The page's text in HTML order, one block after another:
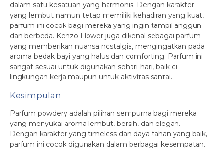
dalam satu kesatuan yang harmonis. Dengan karakter
yang lembut namun tetap memiliki kehadiran yang kuat,
parfum ini cocok bagi mereka yang ingin tampil anggun
dan berbeda. Kenzo Flower juga dikenal sebagai parfum
yang memberikan nuansa nostalgia, mengingatkan pada
aroma bedak bayi yang halus dan comforting. Parfum ini
sangat sesuai untuk digunakan sehari-hari, baik di
lingkungan kerja maupun untuk aktivitas santai.
Kesimpulan
Parfum powdery adalah pilihan sempurna bagi mereka
yang menyukai aroma lembut, bersih, dan elegan.
Dengan karakter yang timeless dan daya tahan yang baik,
parfum ini cocok digunakan dalam berbagai kesempatan.